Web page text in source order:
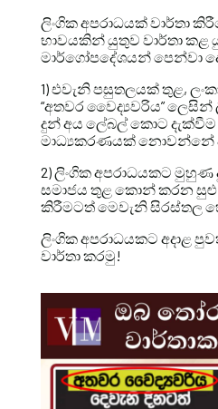
ලිංගික අපරාධයක් වාර්තා
භාවයකින් යුතුව වාර්තා කළ
මාර්ගෝපදේශයන් පෙන්වා
1) එවැනි පසුතලයක් තුළ,
“අතවර වෛද්‍යවරිය”
දුන් අය ලේබල් කොට දැක්වීම
මාධ්‍යකරණයක් නොවන්නේ
2) ලිංගික අපරාධයකට
සමාජය තුළ කොන් කරන
කිරීමටත් මෙවැනි සිරස්තල
ලිංගික අපරාධයකට අදාළ
වාර්තා කරමු!